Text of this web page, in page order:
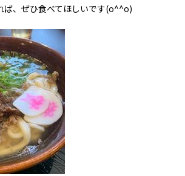
ば、ぜひ食べてほしいです(o^^o)